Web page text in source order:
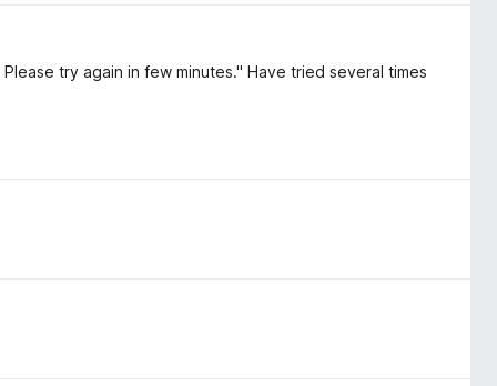
try again in few minutes." Have tried several times